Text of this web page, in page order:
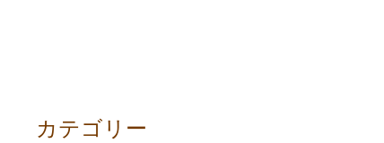
カテゴリー